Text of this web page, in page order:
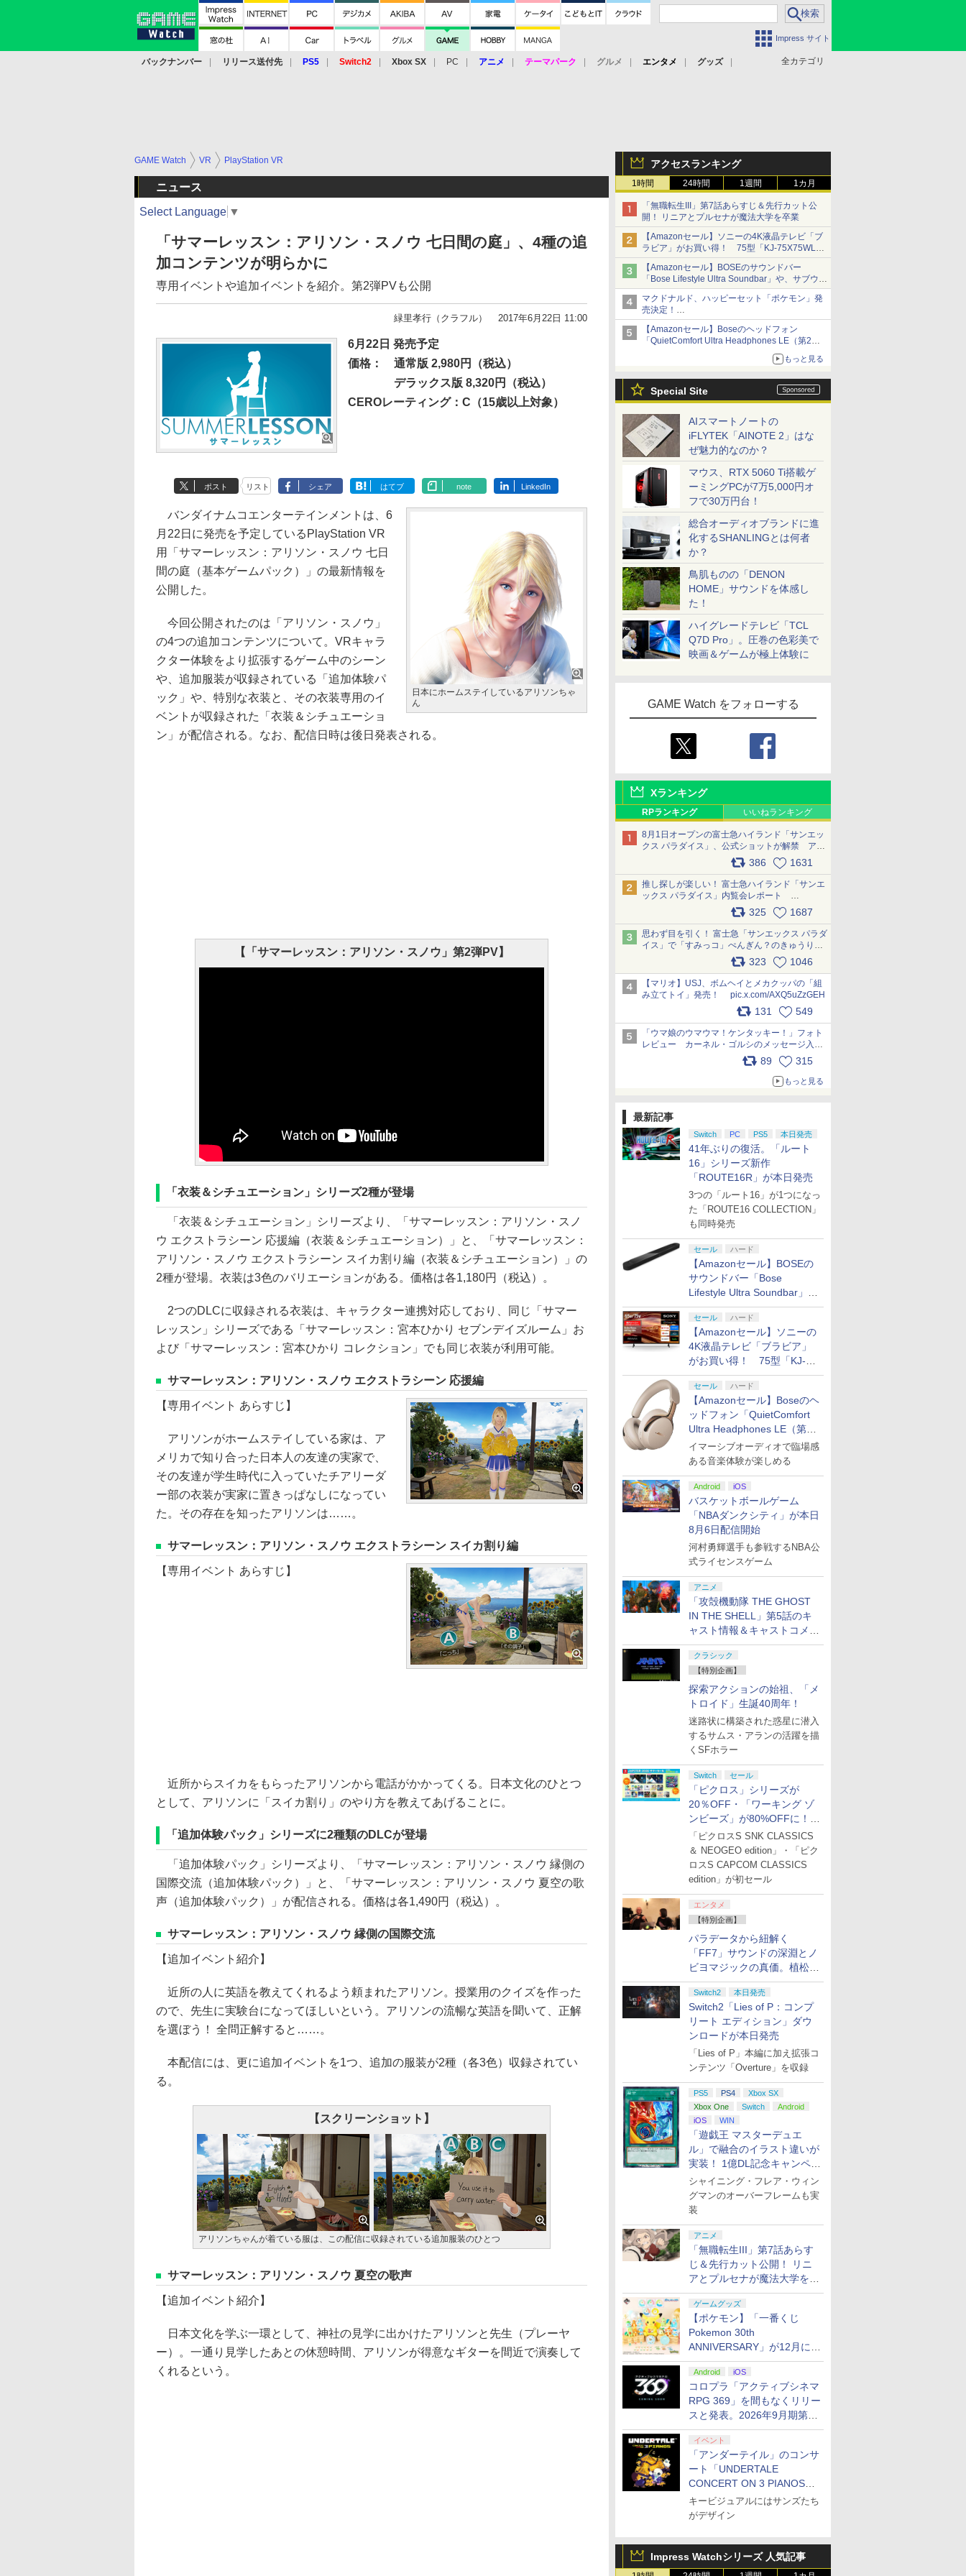
Impress サイト
全カテゴリ
バックナンバー リリース送付先 PS5 Switch2 Xbox SX PC アニメ テーマパーク グルメ エンタメ
グッズ
アクセスランキング
1時間 24時間 1週間 1カ月
「無職転生III」第7話あらすじ＆先行カット公
開！ リニアとプルセナが魔法大学を卒業
【Amazonセール】ソニーの4K液晶テレビ「ブ
ラビア」がお買い得！ 75型「KJ-75X75WL」
などラインナップ
【Amazonセール】BOSEのサウンドバー
「Bose Lifestyle Ultra Soundbar」や、サブウー
ファー「Bose Lifestyle Ultra Subwoofer」など
お買い得！
マクドナルド、ハッピーセット「ポケモン」発
売決定！
ポケモン30周年記念で30匹が大集合
【Amazonセール】Boseのヘッドフォン
「QuietComfort Ultra Headphones LE（第2世
イマーシブオーディオで臨場感ある音楽体験が
もっと見る
Special Site
AIスマートノートの
iFLYTEK「AINOTE 2」はな
ぜ魅力的なのか？
マウス、RTX 5060 Ti搭載ゲ
ーミングPCが7万5,000円オ
フで30万円台！
総合オーディオブランドに進
化するSHANLINGとは何者
か？
鳥肌ものの「DENON
HOME」サウンドを体感し
た！
ハイグレードテレビ「TCL
Q7D Pro」。圧巻の色彩美で
映画＆ゲームが極上体験に
GAME Watch をフォローする
Xランキング
RPランキング いいねランキング
8月1日オープンの富士急ハイランド「サンエッ
クス パラダイス」、公式ショットが解禁 アト
ラクション、メニュー、グッズ写真を一覧で紹
介 pic.x.com/bDYkq8oRFu
386 1631
推し探しが楽しい！ 富士急ハイランド「サンエ
ックス パラダイス」内覧会レポート
325 1687
思わず目を引く！ 富士急「サンエックス パラダ
イス」で「すみっコ」ぺんぎん？のきゅうりド
ッグを食べてみた イラストそのままのメニュ
ー化に挑戦。これが意外にもおいしい
pic.x.com/Kgl04hZaeg
323 1046
【マリオ】USJ、ボムヘイとメカクッパの「組
み立てトイ」発売！ pic.x.com/AXQ5uZzGEH
131 549
「ウマ娘のウマウマ！ケンタッキー！」フォト
レビュー カーネル・ゴルシのメッセージ入り
パッケージや描き下ろしトレカなどが登場
89 315
もっと見る
最新記事
Switch PC PS5 本日発売
41年ぶりの復活。「ルート
16」シリーズ新作
「ROUTE16R」が本日発売
3つの「ルート16」が1つになっ
た「ROUTE16 COLLECTION」
も同時発売
セール ハード
【Amazonセール】BOSEの
サウンドバー「Bose
Lifestyle Ultra Soundbar」
や、サブウーファー「Bose
Lifestyle Ultra Subwoofer」
などお買い得！
セール ハード
【Amazonセール】ソニーの
4K液晶テレビ「ブラビア」
がお買い得！ 75型「KJ-
75X75WL」などラインナッ
プ
セール ハード
【Amazonセール】Boseのヘ
ッドフォン「QuietComfort
Ultra Headphones LE（第2
世代）」などお買い得価格で
登場
イマーシブオーディオで臨場感
ある音楽体験が楽しめる
Android iOS
バスケットボールゲーム
「NBAダンクシティ」が本日
8月6日配信開始
河村勇輝選手も参戦するNBA公
式ライセンスゲーム
アニメ
「攻殻機動隊 THE GHOST
IN THE SHELL」第5話のキ
ャスト情報＆キャストコメン
ト、エンドカードを公開！
クラシック
【特別企画】
探索アクションの始祖、「メ
トロイド」生誕40周年！
迷路状に構築された惑星に潜入
するサムス・アランの活躍を描
くSFホラー
Switch セール
「ピクロス」シリーズが
20％OFF・「ワーキング ゾ
ンビーズ」が80%OFFに！
「ジュピターサマーセール
2026」開催
「ピクロスS SNK CLASSICS
＆ NEOGEO edition」・「ピク
ロスS CAPCOM CLASSICS
edition」が初セール
エンタメ
【特別企画】
パラデータから紐解く
「FF7」サウンドの深淵とノ
ビヨマジックの真価。植松伸
夫氏による「ff vol.7」一挙レ
ポート
Switch2 本日発売
Switch2「Lies of P：コンプ
リート エディション」ダウ
ンロードが本日発売
「Lies of P」本編に加え拡張コ
ンテンツ「Overture」を収録
PS5 PS4
Xbox SX
Xbox One
Switch
Android
iOS
WIN
「遊戯王 マスターデュエ
ル」で融合のイラスト違いが
実装！ 1億DL記念キャンペー
ン開催
シャイニング・フレア・ウィン
グマンのオーバーフレームも実
装
アニメ
「無職転生III」第7話あらす
じ＆先行カット公開！ リニ
アとプルセナが魔法大学を卒
業
ゲームグッズ
【ポケモン】「一番くじ
Pokemon 30th
ANNIVERSARY」が12月に再
販決定！ ピカチュウたちの
ぬいぐるみが当たる
Android iOS
コロプラ「アクティブシネマ
RPG 369」を間もなくリリー
スと発表。2026年9月期第3
四半期決算にて
イベント
「アンダーテイル」のコンサ
ート「UNDERTALE
CONCERT ON 3 PIANOS」
のチケット情報が公開
キービジュアルにはサンズたち
がデザイン
Impress Watchシリーズ 人気記事
GAME Watch VR PlayStation VR
ニュース
Select Language ▼
「サマーレッスン：アリソン・スノウ 七日間の庭」、4種の追
加コンテンツが明らかに
専用イベントや追加イベントを紹介。第2弾PVも公開
緑里孝行（クラフル） 2017年6月22日 11:00
6月22日 発売予定
価格：
通常版 2,980円（税込）
デラックス版 8,320円（税込）
CEROレーティング：C（15歳以上対象）
ポスト リスト シェア はてブ note LinkedIn
日本にホームステイしているアリソンちゃ
ん
バンダイナムコエンターテインメントは、6
月22日に発売を予定しているPlayStation VR
用「サマーレッスン：アリソン・スノウ 七日
間の庭（基本ゲームパック）」の最新情報を
公開した。
今回公開されたのは「アリソン・スノウ」
の4つの追加コンテンツについて。VRキャラ
クター体験をより拡張するゲーム中のシーン
や、追加服装が収録されている「追加体験パ
ック」や、特別な衣装と、その衣装専用のイ
ベントが収録された「衣装＆シチュエーショ
ン」が配信される。なお、配信日時は後日発表される。
【「サマーレッスン：アリソン・スノウ」第2弾PV】
「衣装＆シチュエーション」シリーズ2種が登場
「衣装＆シチュエーション」シリーズより、「サマーレッスン：アリソン・スノ
ウ エクストラシーン 応援編（衣装＆シチュエーション）」と、「サマーレッスン：
アリソン・スノウ エクストラシーン スイカ割り編（衣装＆シチュエーション）」の
2種が登場。衣装は3色のバリエーションがある。価格は各1,180円（税込）。
2つのDLCに収録される衣装は、キャラクター連携対応しており、同じ「サマー
レッスン」シリーズである「サマーレッスン：宮本ひかり セブンデイズルーム」お
よび「サマーレッスン：宮本ひかり コレクション」でも同じ衣装が利用可能。
サマーレッスン：アリソン・スノウ エクストラシーン 応援編
【専用イベント あらすじ】
アリソンがホームステイしている家は、ア
メリカで知り合った日本人の友達の実家で、
その友達が学生時代に入っていたチアリーダ
ー部の衣装が実家に置きっぱなしになってい
た。その存在を知ったアリソンは……。
サマーレッスン：アリソン・スノウ エクストラシーン スイカ割り編
【専用イベント あらすじ】
近所からスイカをもらったアリソンから電話がかかってくる。日本文化のひとつ
として、アリソンに「スイカ割り」のやり方を教えてあげることに。
「追加体験パック」シリーズに2種類のDLCが登場
「追加体験パック」シリーズより、「サマーレッスン：アリソン・スノウ 縁側の
国際交流（追加体験パック）」と、「サマーレッスン：アリソン・スノウ 夏空の歌
声（追加体験パック）」が配信される。価格は各1,490円（税込）。
サマーレッスン：アリソン・スノウ 縁側の国際交流
【追加イベント紹介】
近所の人に英語を教えてくれるよう頼まれたアリソン。授業用のクイズを作った
ので、先生に実験台になってほしいという。アリソンの流暢な英語を聞いて、正解
を選ぼう！ 全問正解すると……。
本配信には、更に追加イベントを1つ、追加の服装が2種（各3色）収録されてい
る。
【スクリーンショット】
アリソンちゃんが着ている服は、この配信に収録されている追加服装のひとつ
サマーレッスン：アリソン・スノウ 夏空の歌声
【追加イベント紹介】
日本文化を学ぶ一環として、神社の見学に出かけたアリソンと先生（プレーヤ
ー）。一通り見学したあとの休憩時間、アリソンが得意なギターを間近で演奏して
くれるという。